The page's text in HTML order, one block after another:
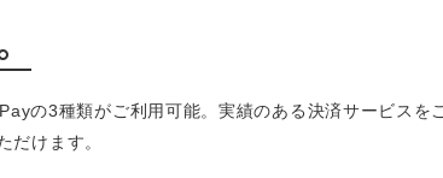
の3種類がご利用可能。実績のある決済サービスを
だけます。